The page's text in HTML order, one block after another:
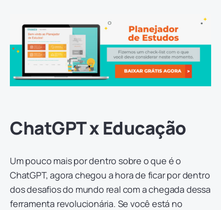
ChatGPT x Educação
Um pouco mais por dentro sobre o que é o
ChatGPT, agora chegou a hora de ficar por dentro
dos desafios do mundo real com a chegada dessa
ferramenta revolucionária. Se você está no